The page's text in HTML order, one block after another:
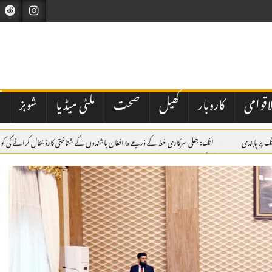
کاروبار کھیل صحت ملٹی میڈیا شوبز
اٹک: جعلی سرکاری خط کے ذریعے 6 افغان باشندوں کے شناختی کارڈ بحال کرانے کی کوشش ناکام، مقدمہ درج
ڈمپر کی ٹکر، 38 سالہ موٹرسائیکل سوار جاں بحق